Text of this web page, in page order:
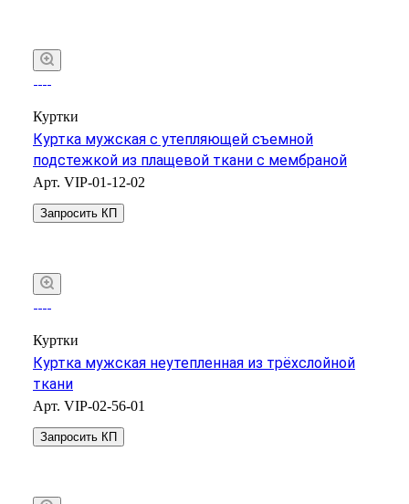
Куртки
Куртка мужская с утепляющей съемной
подстежкой из плащевой ткани с мембраной
Арт. VIP-01-12-02
Запросить КП
Куртки
Куртка мужская неутепленная из трёхслойной
ткани
Арт. VIP-02-56-01
Запросить КП